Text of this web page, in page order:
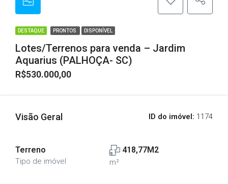
DESTAQUE PRONTOS DISPONÍVEL
Lotes/Terrenos para venda – Jardim
Aquarius (PALHOÇA- SC)
R$530.000,00
Visão Geral ID do imóvel: 1174
Terreno
Tipo de imóvel
418,77M2
m²